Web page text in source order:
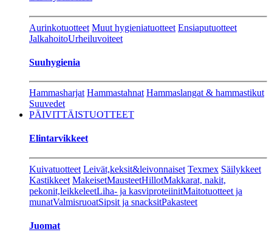
Aurinkotuotteet Muut hygieniatuotteet Ensiaputuotteet
JalkahoitoUrheiluvoiteet
Suuhygienia
Hammasharjat Hammastahnat Hammaslangat & hammastikut
Suuvedet
PÄIVITTÄISTUOTTEET
Elintarvikkeet
Kuivatuotteet Leivät,keksit&leivonnaiset Texmex Säilykkeet
Kastikkeet MakeisetMausteetHillotMakkarat, nakit,
pekonit,leikkeleetLiha- ja kasviproteiinitMaitotuotteet ja
munatValmisruoatSipsit ja snacksitPakasteet
Juomat